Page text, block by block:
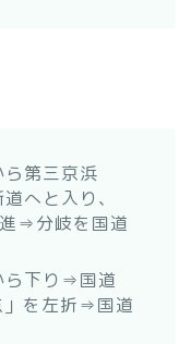
ら第三京浜
へと入り、
⇒分岐を国道
ら下り⇒国道
を左折⇒国道